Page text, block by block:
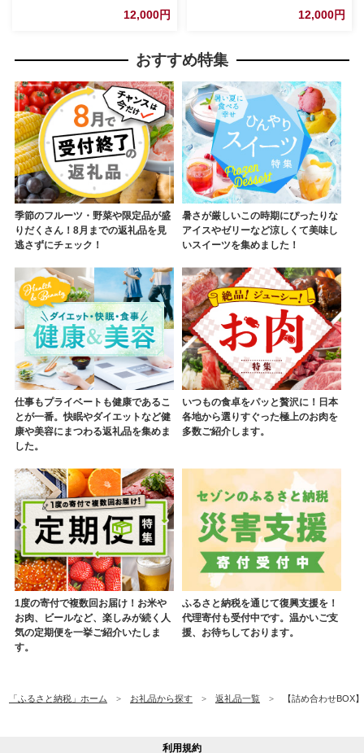
JIDA デザインミュージアムセ
レクション 茨城県 五霞町
12,000円
JIDA デザインミュージアムセ
レクション 茨城県 五霞町
12,000円
おすすめ特集
季節のフルーツ・野菜や限定品が盛
りだくさん！8月までの返礼品を見
逃さずにチェック！
暑さが厳しいこの時期にぴったりな
アイスやゼリーなど涼しくて美味し
いスイーツを集めました！
仕事もプライベートも健康であるこ
とが一番。快眠やダイエットなど健
康や美容にまつわる返礼品を集めま
した。
いつもの食卓をパッと贅沢に！日本
各地から選りすぐった極上のお肉を
多数ご紹介します。
1度の寄付で複数回お届け！お米や
お肉、ビールなど、楽しみが続く人
気の定期便を一挙ご紹介いたしま
す。
ふるさと納税を通じて復興支援を！
代理寄付も受付中です。温かいご支
援、お待ちしております。
「ふるさと納税」ホーム お礼品から探す 返礼品一覧 【詰め合わせ
利用規約